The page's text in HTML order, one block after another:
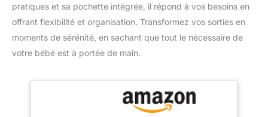
pratiques et sa pochette intégrée, il répond à vos besoins en
offrant flexibilité et organisation. Transformez vos sorties en
moments de sérénité, en sachant que tout le nécessaire de
votre bébé est à portée de main.